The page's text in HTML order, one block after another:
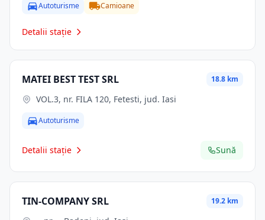
Autoturisme Camioane
Detalii stație
MATEI BEST TEST SRL 18.8 km
VOL.3, nr. FILA 120, Fetesti, jud. Iasi
Autoturisme
Detalii stație Sună
TIN-COMPANY SRL 19.2 km